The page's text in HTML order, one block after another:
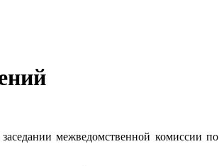
межведомственной комиссии по